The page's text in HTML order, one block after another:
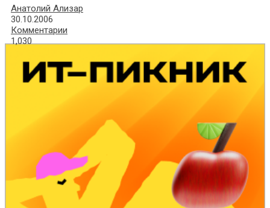
Анатолий Ализар
30.10.2006
Комментарии
1,030